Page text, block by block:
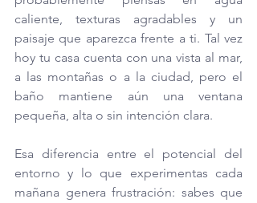
caliente, texturas agradables y un
paisaje que aparezca frente a ti. Tal vez
hoy tu casa cuenta con una vista al mar,
a las montañas o a la ciudad, pero el
baño mantiene aún una ventana
pequeña, alta o sin intención clara.
Esa diferencia entre el potencial del
entorno y lo que experimentas cada
mañana genera frustración: sabes que